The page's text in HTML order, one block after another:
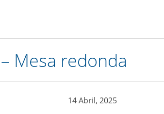
Mesa redonda
14 Abril, 2025